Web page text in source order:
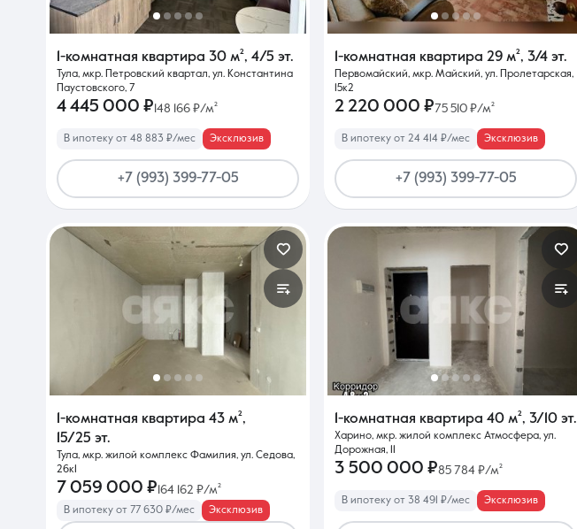
1-комнатная квартира 30 м², 4/5 эт.
Тула, мкр. Петровский квартал, ул. Константина
Паустовского, 7
4 445 000 ₽ 148 166 ₽/м²
В ипотеку от 48 883 ₽/мес Эксклюзив
+7 (993) 399-77-05
1-комнатная квартира 29 м², 3/4 эт.
Первомайский, мкр. Майский, ул. Пролетарская,
15к2
2 220 000 ₽75 510 ₽/м²
В ипотеку от 24 414 ₽/мес Эксклюзив
+7 (993) 399-77-05
1-комнатная квартира 43 м²,
15/25 эт.
Тула, мкр. жилой комплекс Фамилия, ул. Седова,
26к1
7 059 000 ₽ 164 162 ₽/м²
В ипотеку от 77 630 ₽/мес Эксклюзив
1-комнатная квартира 40 м², 3/10 эт.
Харино, мкр. жилой комплекс Атмосфера, ул.
Дорожная, 11
3 500 000 ₽85 784 ₽/м²
В ипотеку от 38 491 ₽/мес Эксклюзив